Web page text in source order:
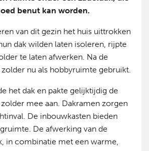
benut kan worden.
van dit gezin het huis uittrokken
dak wilden laten isoleren, rijpte
te laten afwerken. Na de
nu als hobbyruimte gebruikt.
het dak en pakte gelijktijdig de
mee aan. Dakramen zorgen
De inbouwkasten bieden
De afwerking van de
in combinatie met een warme,